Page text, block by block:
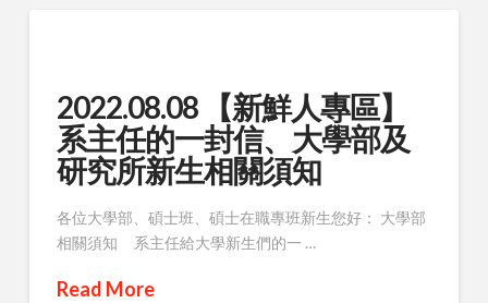
2022.08.08 【新鮮人專區】
系主任的一封信、大學部及
研究所新生相關須知
各位大學部、碩士班、碩士在職專班新生您好： 大學部
相關須知 系主任給大學新生們的一 …
Read More